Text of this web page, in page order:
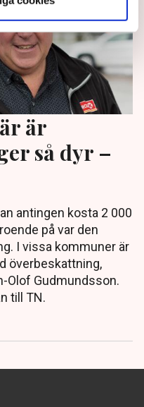
är
så dyr –
antingen kosta 2 000
på var den
I vissa kommuner är
överbeskattning,
Olof Gudmundsson.
till TN.